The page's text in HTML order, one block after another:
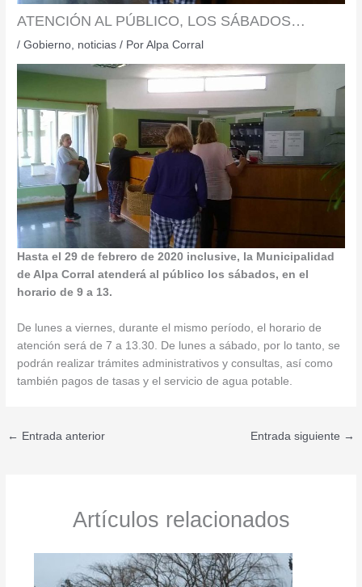
ATENCIÓN AL PÚBLICO, LOS SÁBADOS…
/Gobierno, noticias / PorAlpa Corral
Hasta el 29 de febrero de 2020 inclusive, la Municipalidad
de Alpa Corral atenderá al público los sábados, en el
horario de 9 a 13.
De lunes a viernes, durante el mismo período, el horario de
atención será de 7 a 13.30. De lunes a sábado, por lo tanto, se
podrán realizar trámites administrativos y consultas, así como
también pagos de tasas y el servicio de agua potable.
← Entrada anterior Entrada siguiente →
Artículos relacionados